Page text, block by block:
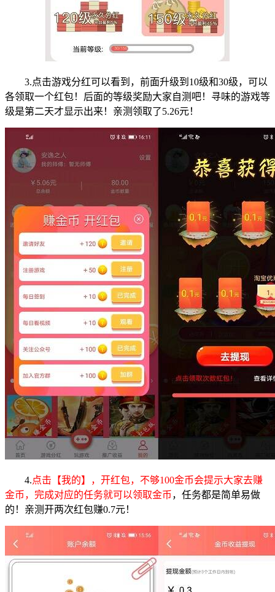
3.点击游戏分红可以看到，前面升级到10级和30级，可以
各领取一个红包！后面的等级奖励大家自测吧！寻味的游戏等
级是第二天才显示出来！亲测领取了5.26元！
4.点击【我的】，开红包，不够100金币会提示大家去赚
金币，完成对应的任务就可以领取金币 ，任务都是简单易做
的！亲测开两次红包赚0.7元！